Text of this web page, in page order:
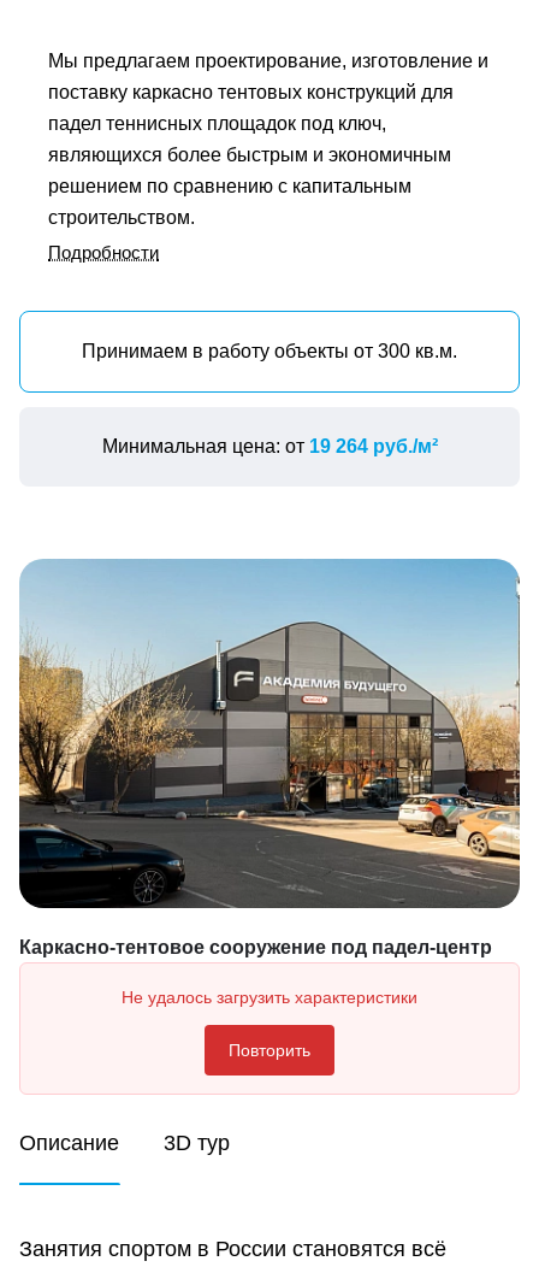
Мы предлагаем проектирование, изготовление и
поставку каркасно тентовых конструкций для
падел теннисных площадок под ключ,
являющихся более быстрым и экономичным
решением по сравнению с капитальным
строительством.
Подробности
Принимаем в работу объекты от 300 кв.м.
Минимальная цена: от 19 264 руб./м²
Каркасно-тентовое сооружение под падел-центр
Не удалось загрузить характеристики
Повторить
Описание 3D тур
Занятия спортом в России становятся всё